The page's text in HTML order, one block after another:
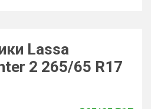
Lassa
2 265/65 R17